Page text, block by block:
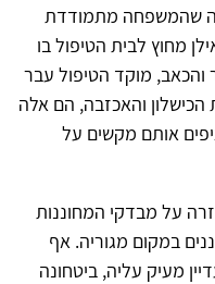
שהמשפחה מתמודדת
מחוץ לבית הטיפול בו
והכאב, מוקד הטיפול עבר
והאכזבה, הם אלה
אותם מקשים על
על מבדקי המחוננות
במקום מגוריה. אף
מעיק עליה, ביטחונה